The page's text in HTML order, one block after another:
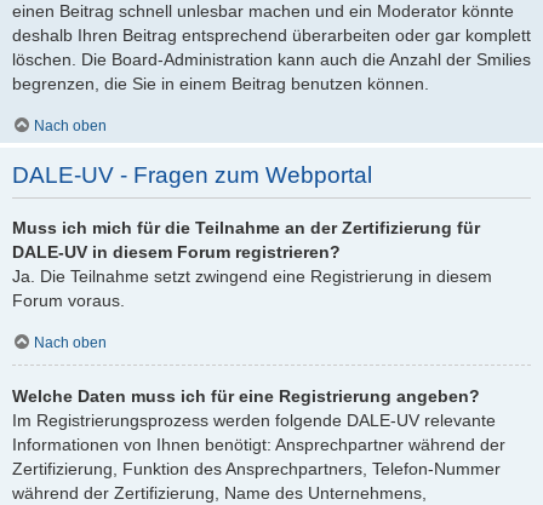
einen Beitrag schnell unlesbar machen und ein Moderator könnte
deshalb Ihren Beitrag entsprechend überarbeiten oder gar komplett
löschen. Die Board-Administration kann auch die Anzahl der Smilies
begrenzen, die Sie in einem Beitrag benutzen können.
Nach oben
DALE-UV - Fragen zum Webportal
Muss ich mich für die Teilnahme an der Zertifizierung für
DALE-UV in diesem Forum registrieren?
Ja. Die Teilnahme setzt zwingend eine Registrierung in diesem
Forum voraus.
Nach oben
Welche Daten muss ich für eine Registrierung angeben?
Im Registrierungsprozess werden folgende DALE-UV relevante
Informationen von Ihnen benötigt: Ansprechpartner während der
Zertifizierung, Funktion des Ansprechpartners, Telefon-Nummer
während der Zertifizierung, Name des Unternehmens,